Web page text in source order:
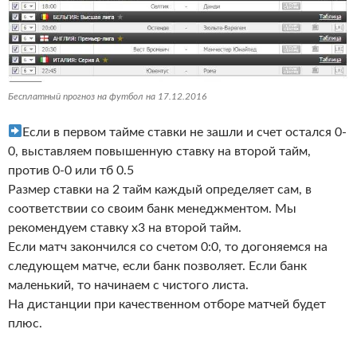
Бесплатный прогноз на футбол на 17.12.2016
Если в первом тайме ставки не зашли и счет остался 0-
0, выставляем повышенную ставку на второй тайм,
против 0-0 или тб 0.5
Размер ставки на 2 тайм каждый определяет сам, в
соответствии со своим банк менеджментом. Мы
рекомендуем ставку х3 на второй тайм.
Если матч закончился со счетом 0:0, то догоняемся на
следующем матче, если банк позволяет. Если банк
маленький, то начинаем с чистого листа.
На дистанции при качественном отборе матчей будет
плюс.